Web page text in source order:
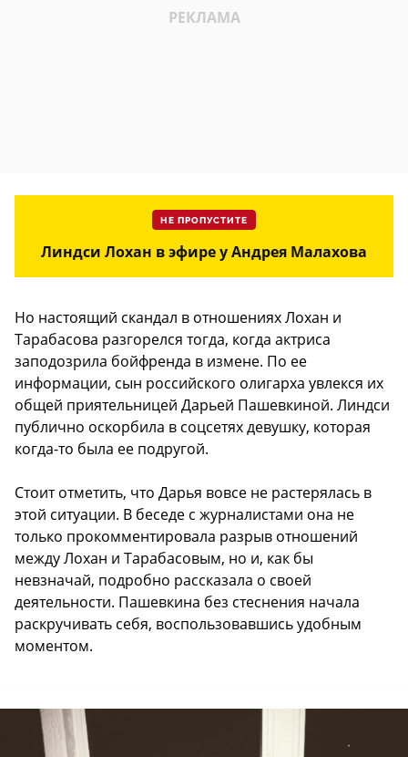
НЕ ПРОПУСТИТЕ
Линдси Лохан в эфире у Андрея Малахова
Но настоящий скандал в отношениях Лохан и
Тарабасова разгорелся тогда, когда актриса
заподозрила бойфренда в измене. По ее
информации, сын российского олигарха увлекся их
общей приятельницей Дарьей Пашевкиной. Линдси
публично оскорбила в соцсетях девушку, которая
когда-то была ее подругой.
Стоит отметить, что Дарья вовсе не растерялась в
этой ситуации. В беседе с журналистами она не
только прокомментировала разрыв отношений
между Лохан и Тарабасовым, но и, как бы
невзначай, подробно рассказала о своей
деятельности. Пашевкина без стеснения начала
раскручивать себя, воспользовавшись удобным
моментом.